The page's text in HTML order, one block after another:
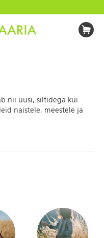
nii uusi, siltidega kui
naistele, meestele ja